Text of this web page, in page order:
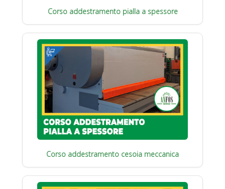
Corso addestramento pialla a spessore
Corso addestramento cesoia meccanica